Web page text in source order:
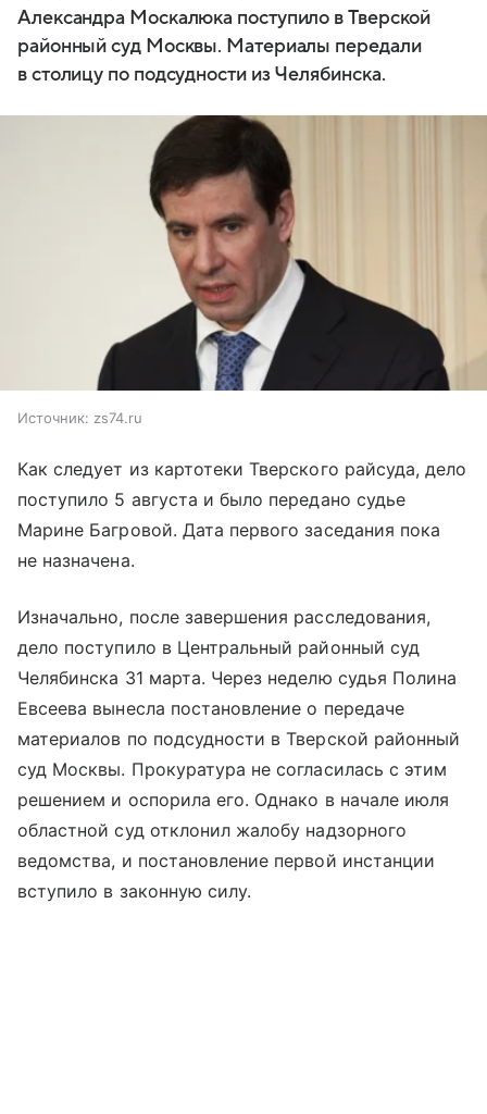
Александра Москалюка поступило в Тверской
районный суд Москвы. Материалы передали
в столицу по подсудности из Челябинска.
Источник: zs74.ru
Как следует из картотеки Тверского райсуда, дело
поступило 5 августа и было передано судье
Марине Багровой. Дата первого заседания пока
не назначена.
Изначально, после завершения расследования,
дело поступило в Центральный районный суд
Челябинска 31 марта. Через неделю судья Полина
Евсеева вынесла постановление о передаче
материалов по подсудности в Тверской районный
суд Москвы. Прокуратура не согласилась с этим
решением и оспорила его. Однако в начале июля
областной суд отклонил жалобу надзорного
ведомства, и постановление первой инстанции
вступило в законную силу.